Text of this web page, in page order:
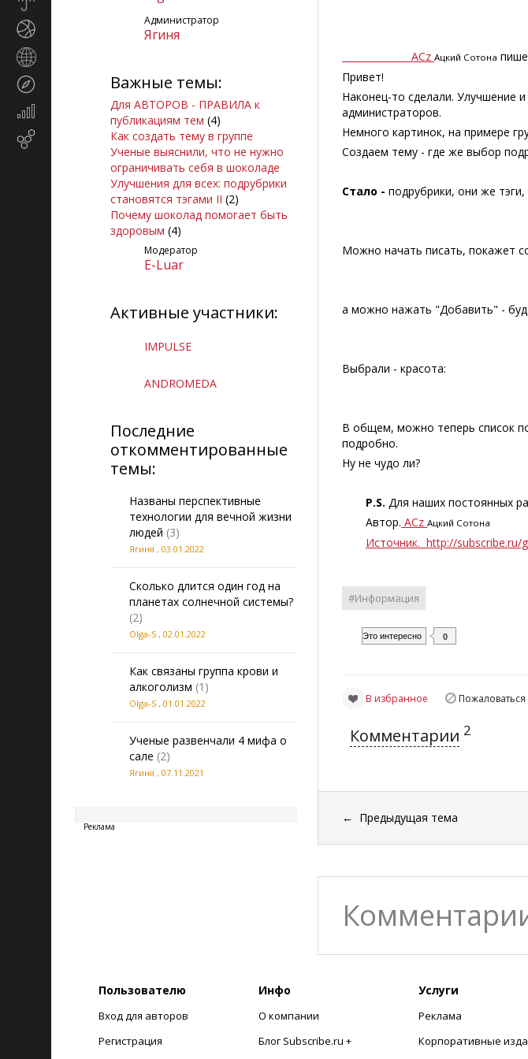
Экономика
маркетинг
Администратор
Ягиня
Важные темы:
Для АВТОРОВ - ПРАВИЛА к
публикациям тем (4)
Как создать тему в группе
Ученые выяснили, что не нужно
ограничивать себя в шоколаде
Улучшения для всех: подрубрики
становятся тэгами II (2)
Почему шоколад помогает быть
здоровым (4)
Модератор
E-Luar
Активные участники:
IMPULSE
ANDROMEDA
Последние
откомментированные
темы:
Названы перспективные
технологии для вечной жизни
людей (3)
Ягиня , 03.01.2022
Сколько длится один год на
планетах солнечной системы?
(2)
Olga-S , 02.01.2022
Как связаны группа крови и
алкоголизм (1)
Olga-S , 01.01.2022
Ученые развенчали 4 мифа о
сале (2)
Ягиня , 07.11.2021
Реклама
ACzАцкий Сотона
Привет!
Наконец-то сделали. Улучшение
администраторов.
Немного картинок, на примере
Создаем тему - где же выбор
Стало -подрубрики, они же тэги,
Можно начать писать, покажет
а можно нажать "Добавить" -
Выбрали - красота:
В общем, можно теперь список
подробно.
Ну не чудо ли?
P.S.Для наших постоянных
Автор. ACzАцкий Сотона
Источник. http://
#Информация
Это интересно 0
В избранное Пожаловаться
Комментарии 2
← Предыдущая тема
Пользователю
Вход для авторов
Регистрация
Инфо
О компании
Блог Subscribe.ru +
Услуги
Реклама
Корпоративные